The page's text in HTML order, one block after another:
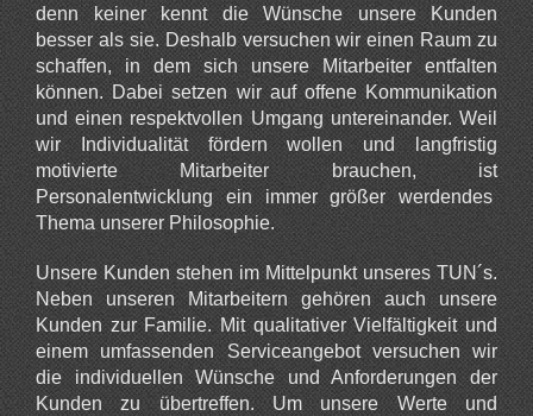
denn keiner kennt die Wünsche unsere Kunden
besser als sie. Deshalb versuchen wir einen Raum zu
schaffen, in dem sich unsere Mitarbeiter entfalten
können. Dabei setzen wir auf offene Kommunikation
und einen respektvollen Umgang untereinander. Weil
wir Individualität fördern wollen und langfristig
motivierte Mitarbeiter brauchen, ist
Personalentwicklung ein immer größer werdendes
Thema unserer Philosophie.
Unsere Kunden stehen im Mittelpunkt unseres TUN´s.
Neben unseren Mitarbeitern gehören auch unsere
Kunden zur Familie. Mit qualitativer Vielfältigkeit und
einem umfassenden Serviceangebot versuchen wir
die individuellen Wünsche und Anforderungen der
Kunden zu übertreffen. Um unsere Werte und